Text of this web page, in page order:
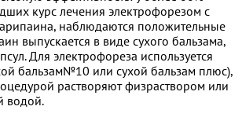
курс лечения электрофорезом с
наблюдаются положительные
выпускается в виде сухого бальзама,
Для электрофореза используется
бальзам№10 или сухой бальзам плюс),
растворяют физраствором или
водой.